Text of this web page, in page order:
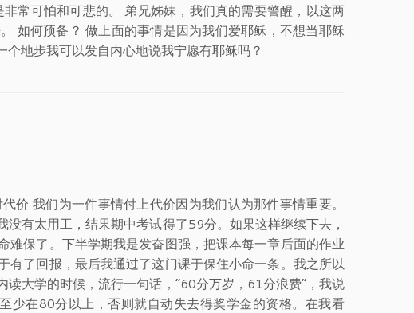
常可怕和可悲的。 弟兄姊妹，我们真的需要警醒，以这两
如何预备？ 做上面的事情是因为我们爱耶稣，不想当耶稣
地步我可以发自内心地说我宁愿有耶稣吗？
我们为一件事情付上代价因为我们认为那件事情重要。
有太用工，结果期中考试得了59分。如果这样继续下去，
保了。下半学期我是发奋图强，把课本每一章后面的作业
了回报，最后我通过了这门课于保住小命一条。我之所以
大学的时候，流行一句话，“60分万岁，61分浪费”，我说
少在80分以上，否则就自动失去得奖学金的资格。在我看